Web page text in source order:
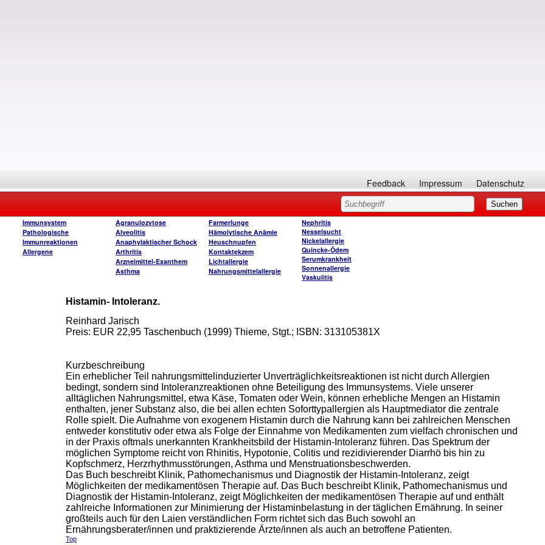
Feedback Impressum Datenschutz
Immunsystem
Pathologische
Immunreaktionen
Allergene
Agranulozytose
Alveolitis
Anaphylaktischer Schock
Arthritis
Arzneimittel-Exanthem
Asthma
Farmerlunge
Hämolytische Anämie
Heuschnupfen
Kontaktekzem
Lichtallergie
Nahrungsmittelallergie
Nephritis
Nesselsucht
Nickelallergie
Quincke-Ödem
Serumkrankheit
Sonnenallergie
Vaskulitis
Histamin- Intoleranz.
Reinhard Jarisch
Preis: EUR 22,95 Taschenbuch (1999) Thieme, Stgt.; ISBN: 313105381X
Kurzbeschreibung
Ein erheblicher Teil nahrungsmittelinduzierter Unverträglichkeitsreaktionen ist nicht durch Allergien
bedingt, sondern sind Intoleranzreaktionen ohne Beteiligung des Immunsystems. Viele unserer
alltäglichen Nahrungsmittel, etwa Käse, Tomaten oder Wein, können erhebliche Mengen an Histamin
enthalten, jener Substanz also, die bei allen echten Soforttypallergien als Hauptmediator die zentrale
Rolle spielt. Die Aufnahme von exogenem Histamin durch die Nahrung kann bei zahlreichen Menschen
entweder konstitutiv oder etwa als Folge der Einnahme von Medikamenten zum vielfach chronischen und
in der Praxis oftmals unerkannten Krankheitsbild der Histamin-Intoleranz führen. Das Spektrum der
möglichen Symptome reicht von Rhinitis, Hypotonie, Colitis und rezidivierender Diarrhö bis hin zu
Kopfschmerz, Herzrhythmusstörungen, Asthma und Menstruationsbeschwerden.
Das Buch beschreibt Klinik, Pathomechanismus und Diagnostik der Histamin-Intoleranz, zeigt
Möglichkeiten der medikamentösen Therapie auf. Das Buch beschreibt Klinik, Pathomechanismus und
Diagnostik der Histamin-Intoleranz, zeigt Möglichkeiten der medikamentösen Therapie auf und enthält
zahlreiche Informationen zur Minimierung der Histaminbelastung in der täglichen Ernährung. In seiner
großteils auch für den Laien verständlichen Form richtet sich das Buch sowohl an
Ernährungsberater/innen und praktizierende Ärzte/innen als auch an betroffene Patienten.
Top